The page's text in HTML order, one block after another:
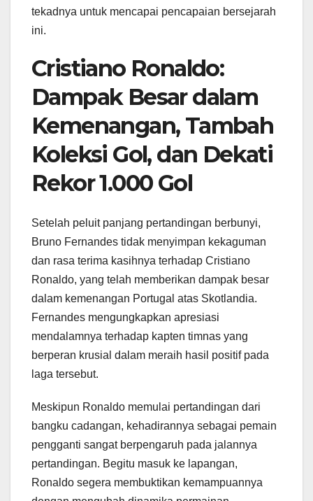
tekadnya untuk mencapai pencapaian bersejarah
ini.
Cristiano Ronaldo:
Dampak Besar dalam
Kemenangan, Tambah
Koleksi Gol, dan Dekati
Rekor 1.000 Gol
Setelah peluit panjang pertandingan berbunyi,
Bruno Fernandes tidak menyimpan kekaguman
dan rasa terima kasihnya terhadap Cristiano
Ronaldo, yang telah memberikan dampak besar
dalam kemenangan Portugal atas Skotlandia.
Fernandes mengungkapkan apresiasi
mendalamnya terhadap kapten timnas yang
berperan krusial dalam meraih hasil positif pada
laga tersebut.
Meskipun Ronaldo memulai pertandingan dari
bangku cadangan, kehadirannya sebagai pemain
pengganti sangat berpengaruh pada jalannya
pertandingan. Begitu masuk ke lapangan,
Ronaldo segera membuktikan kemampuannya